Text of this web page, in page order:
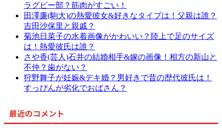
ラグビー部？筋肉がすごい！
田澤廉(駒大)の熱愛彼女&好きなタイプは！父親は誰？
吉田沙保里と親戚？
菊池日菜子の水着画像がかわいい？陸上で足のサイズ
は！熱愛彼氏は誰？
さや香(芸人)石井の結婚相手&嫁の画像！相方の新山と
不仲？歯がない？
狩野舞子が妊娠&デキ婚？男好きで昔の歴代彼氏は！
すっぴんが劣化でおばさん？
最近のコメント